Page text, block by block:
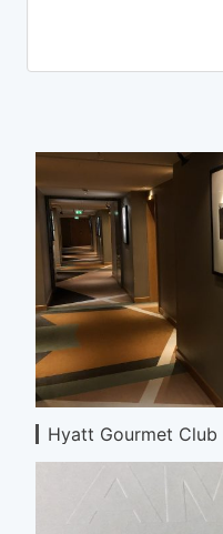
Hyatt Gourmet Club